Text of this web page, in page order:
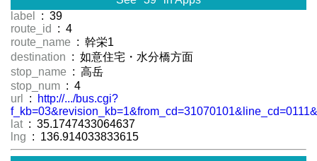
label
: 39
route_id
: 4
route_name : 幹栄1
destination : 如意住宅・水分橋方面
stop_name : 高岳
stop_num : 4
url
:
http://.../bus.cgi?
lat : 35.1747433064637
lng : 136.914033833615